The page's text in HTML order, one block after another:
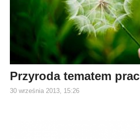
Przyroda tematem prac
30 września 2013, 15:26